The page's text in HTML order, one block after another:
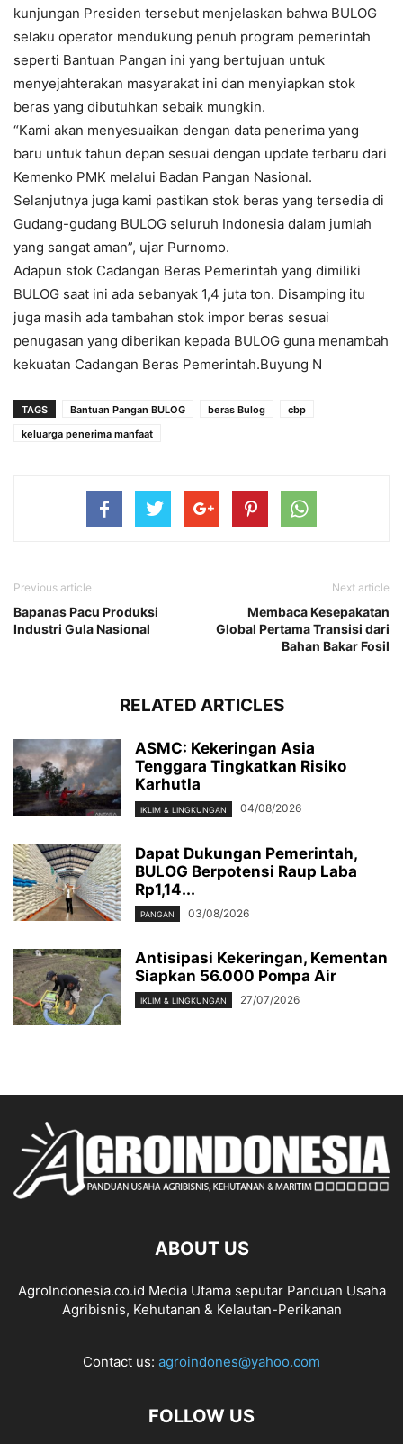
kunjungan Presiden tersebut menjelaskan bahwa BULOG
selaku operator mendukung penuh program pemerintah
seperti Bantuan Pangan ini yang bertujuan untuk
menyejahterakan masyarakat ini dan menyiapkan stok
beras yang dibutuhkan sebaik mungkin.
“Kami akan menyesuaikan dengan data penerima yang
baru untuk tahun depan sesuai dengan update terbaru dari
Kemenko PMK melalui Badan Pangan Nasional.
Selanjutnya juga kami pastikan stok beras yang tersedia di
Gudang-gudang BULOG seluruh Indonesia dalam jumlah
yang sangat aman”, ujar Purnomo.
Adapun stok Cadangan Beras Pemerintah yang dimiliki
BULOG saat ini ada sebanyak 1,4 juta ton. Disamping itu
juga masih ada tambahan stok impor beras sesuai
penugasan yang diberikan kepada BULOG guna menambah
kekuatan Cadangan Beras Pemerintah.Buyung N
TAGS Bantuan Pangan BULOG beras Bulog
cbp
keluarga penerima manfaat
Previous article
Bapanas Pacu Produksi
Industri Gula Nasional
Next article
Membaca Kesepakatan
Global Pertama Transisi dari
Bahan Bakar Fosil
RELATED ARTICLES
ASMC: Kekeringan Asia
Tenggara Tingkatkan Risiko
Karhutla
IKLIM & LINGKUNGAN 04/08/2026
Dapat Dukungan Pemerintah,
BULOG Berpotensi Raup Laba
Rp1,14...
PANGAN 03/08/2026
Antisipasi Kekeringan, Kementan
Siapkan 56.000 Pompa Air
IKLIM & LINGKUNGAN 27/07/2026
ABOUT US
AgroIndonesia.co.id Media Utama seputar Panduan Usaha
Agribisnis, Kehutanan & Kelautan-Perikanan
Contact us: agroindones@yahoo.com
FOLLOW US